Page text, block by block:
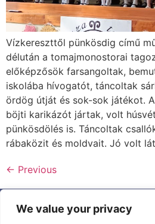
We value your privacy
Vízkereszttől pünkösdig című
délután a tomajmonostorai
előképzősök farsangoltak,
iskolába hívogatót, táncoltak
ördög útját és sok-sok játékot.
böjti karikázót jártak, volt
pünkösdölés is. Táncoltak
rábaközit és moldvait. Jó volt
← Previous
Aktualitások